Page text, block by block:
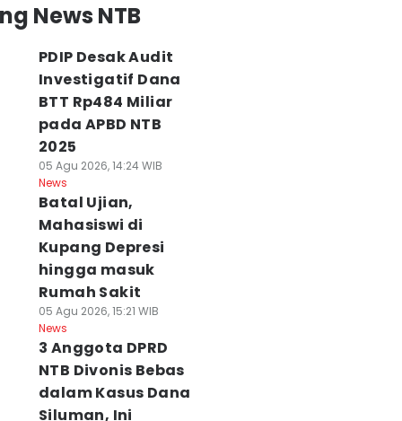
News NTB
PDIP Desak Audit
Investigatif Dana
BTT Rp484 Miliar
pada APBD NTB
2025
05 Agu 2026, 14:24 WIB
News
Batal Ujian,
Mahasiswi di
Kupang Depresi
hingga masuk
Rumah Sakit
05 Agu 2026, 15:21 WIB
News
3 Anggota DPRD
NTB Divonis Bebas
dalam Kasus Dana
Siluman, Ini